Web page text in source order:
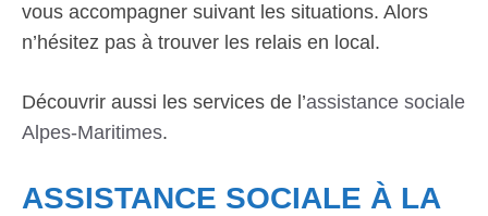
vous accompagner suivant les situations. Alors
n’hésitez pas à trouver les relais en local.
Découvrir aussi les services de l’assistance sociale
Alpes-Maritimes.
ASSISTANCE SOCIALE À LA